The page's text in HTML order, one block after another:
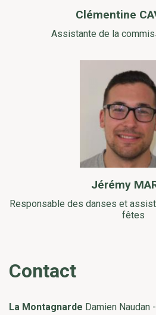
Clémentine
Assistante de la
Jérémy
Responsable des danses et
fêtes
Contact
La Montagnarde Damien